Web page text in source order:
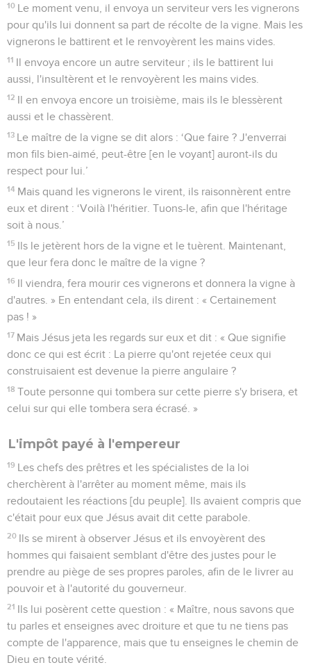
10 Le moment venu, il envoya un serviteur vers les vignerons
pour qu'ils lui donnent sa part de récolte de la vigne. Mais les
vignerons le battirent et le renvoyèrent les mains vides.
11 Il envoya encore un autre serviteur ; ils le battirent lui
aussi, l'insultèrent et le renvoyèrent les mains vides.
12 Il en envoya encore un troisième, mais ils le blessèrent
aussi et le chassèrent.
13 Le maître de la vigne se dit alors : ‘Que faire ? J'enverrai
mon fils bien-aimé, peut-être [en le voyant] auront-ils du
respect pour lui.’
14 Mais quand les vignerons le virent, ils raisonnèrent entre
eux et dirent : ‘Voilà l'héritier. Tuons-le, afin que l'héritage
soit à nous.’
15 Ils le jetèrent hors de la vigne et le tuèrent. Maintenant,
que leur fera donc le maître de la vigne ?
16 Il viendra, fera mourir ces vignerons et donnera la vigne à
d'autres. » En entendant cela, ils dirent : « Certainement
pas ! »
17 Mais Jésus jeta les regards sur eux et dit : « Que signifie
donc ce qui est écrit : La pierre qu'ont rejetée ceux qui
construisaient est devenue la pierre angulaire ?
18 Toute personne qui tombera sur cette pierre s'y brisera, et
celui sur qui elle tombera sera écrasé. »
L'impôt payé à l'empereur
19 Les chefs des prêtres et les spécialistes de la loi
cherchèrent à l'arrêter au moment même, mais ils
redoutaient les réactions [du peuple]. Ils avaient compris que
c'était pour eux que Jésus avait dit cette parabole.
20 Ils se mirent à observer Jésus et ils envoyèrent des
hommes qui faisaient semblant d'être des justes pour le
prendre au piège de ses propres paroles, afin de le livrer au
pouvoir et à l'autorité du gouverneur.
21 Ils lui posèrent cette question : « Maître, nous savons que
tu parles et enseignes avec droiture et que tu ne tiens pas
compte de l'apparence, mais que tu enseignes le chemin de
Dieu en toute vérité.